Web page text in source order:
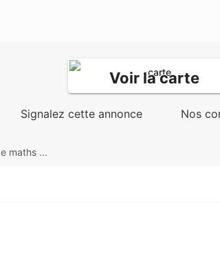
Voir la carte
Signalez cette annonce Nos
maths ...